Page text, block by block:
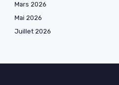
Mars 2026
Mai 2026
Juillet 2026